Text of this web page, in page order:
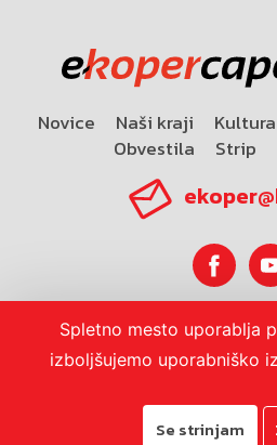
Novice Naši kraji Kultura
Obvestila
Strip
Spletno mesto uporablja
izboljšujemo uporabniško
Se strinjam